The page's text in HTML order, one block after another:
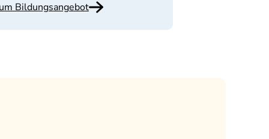
Bildungsangebot